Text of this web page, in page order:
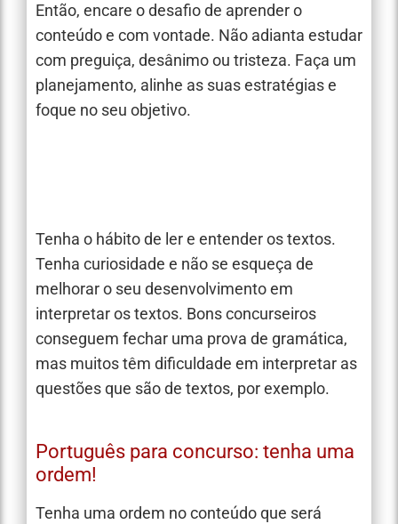
Então, encare o desafio de aprender o
conteúdo e com vontade. Não adianta estudar
com preguiça, desânimo ou tristeza. Faça um
planejamento, alinhe as suas estratégias e
foque no seu objetivo.
Tenha o hábito de ler e entender os textos.
Tenha curiosidade e não se esqueça de
melhorar o seu desenvolvimento em
interpretar os textos. Bons concurseiros
conseguem fechar uma prova de gramática,
mas muitos têm dificuldade em interpretar as
questões que são de textos, por exemplo.
Português para concurso: tenha uma
ordem!
Tenha uma ordem no conteúdo que será